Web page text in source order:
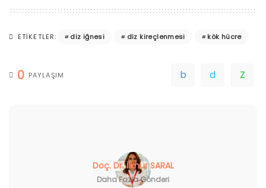
ETIKETLER: diz iğnesi diz kireçlenmesi kök hücre
0 PAYLAŞIM
Doç. Dr. İlknur SARAL
Daha Fazla Gönderi